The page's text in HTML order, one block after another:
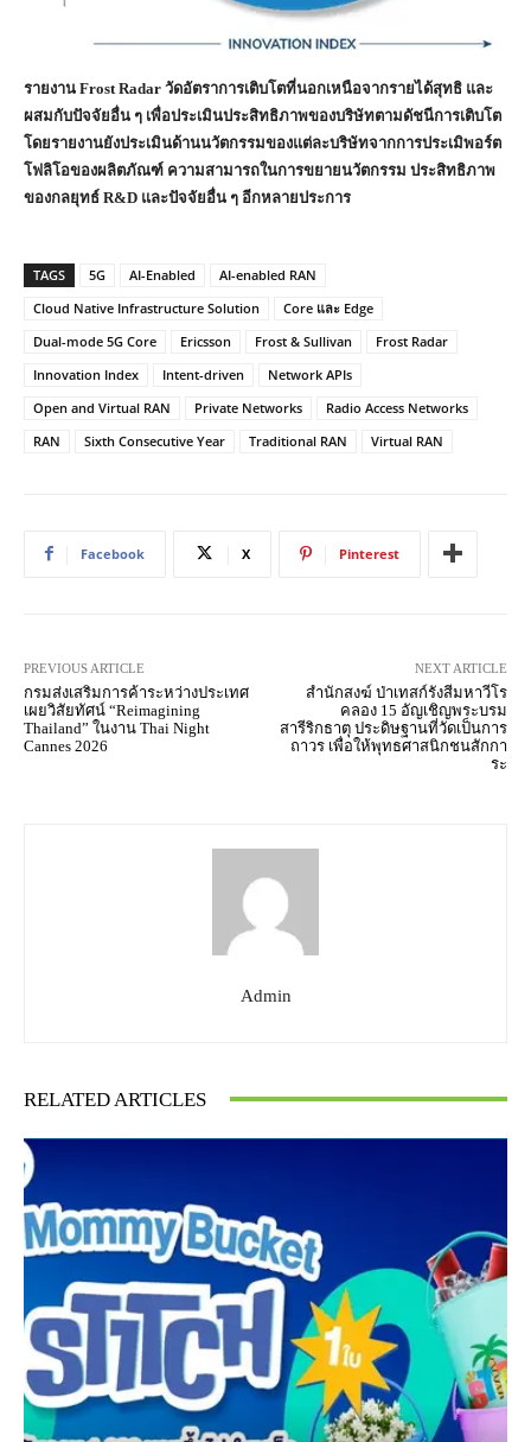
รายงาน Frost Radar วัดอัตราการเติบโตที่นอกเหนือจากรายได้สุทธิ และ
ผสมกับปัจจัยอื่น ๆ เพื่อประเมินประสิทธิภาพของบริษัทตามดัชนีการเติบโต
โดยรายงานยังประเมินด้านนวัตกรรมของแต่ละบริษัทจากการประเมิพอร์ต
โฟลิโอของผลิตภัณฑ์ ความสามารถในการขยายนวัตกรรม ประสิทธิภาพ
ของกลยุทธ์ R&D และปัจจัยอื่น ๆ อีกหลายประการ
TAGS 5G AI-Enabled
AI-enabled RAN
Cloud Native Infrastructure Solution
Core และ Edge
Dual-mode 5G Core
Ericsson Frost & Sullivan
Frost Radar
Innovation Index
Intent-driven
Network APIs
Open and Virtual RAN
Private Networks
Radio Access Networks
RAN
Sixth Consecutive Year Traditional RAN Virtual RAN
Facebook X Pinterest
PREVIOUS ARTICLE
กรมส่งเสริมการค้าระหว่างประเทศ
เผยวิสัยทัศน์ “Reimagining
Thailand” ในงาน Thai Night
Cannes 2026
NEXT ARTICLE
สำนักสงฆ์ ป่าเทสก์รังสีมหาวีโร
คลอง 15 อัญเชิญพระบรม
สารีริกธาตุ ประดิษฐานที่วัดเป็นการ
ถาวร เพื่อให้พุทธศาสนิกชนสักกา
ระ
Admin
RELATED ARTICLES